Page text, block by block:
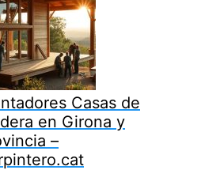
Casas de
en Girona y
–